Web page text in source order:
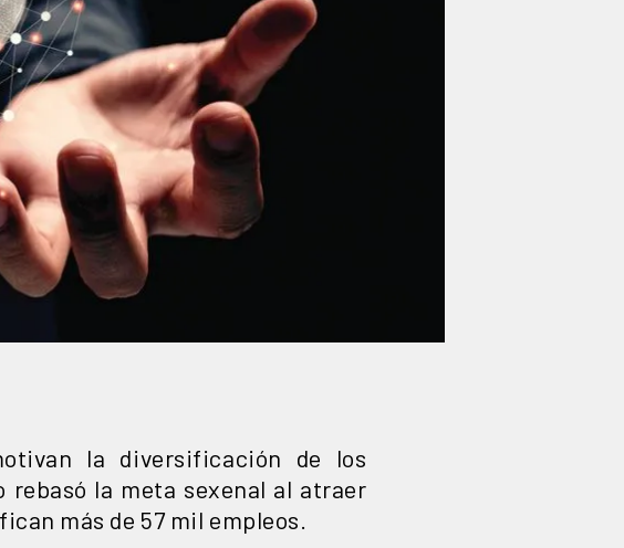
la diversificación de los
rebasó la meta sexenal al atraer
más de 57 mil empleos.